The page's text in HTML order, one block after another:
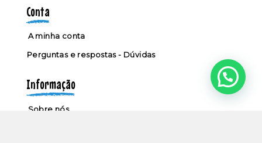
Conta
A minha conta
Perguntas e respostas - Dúvidas
Informação
Sobre nós